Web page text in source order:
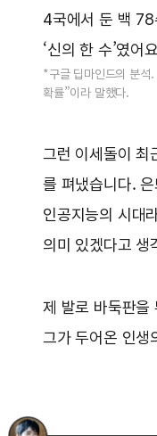
4국에서 둔 백
‘신의 한 수’였어
*구글 딥마인드의 분석.
확률”이라 말했다.
그런 이세돌이 최
를 펴냈습니다.
인공지능의 시대
의미 있겠다고 생
제 발로 바둑판을
그가 두어온 인생